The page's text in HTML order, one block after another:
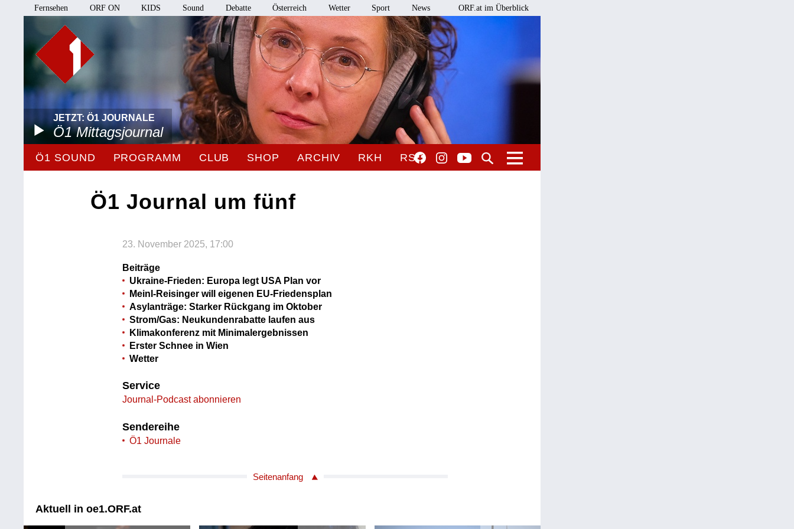
Fernsehen ORF ON KIDS Sound Debatte Österreich Wetter Sport News ORF.at im Überblick
JETZT: Ö1 JOURNALE
Ö1 Mittagsjournal
Ö1 SOUND PROGRAMM CLUB SHOP ARCHIV RKH RSO
Ö1 Journal um fünf
23. November 2025, 17:00
Beiträge
Ukraine-Frieden: Europa legt USA Plan vor
Meinl-Reisinger will eigenen EU-Friedensplan
Asylanträge: Starker Rückgang im Oktober
Strom/Gas: Neukundenrabatte laufen aus
Klimakonferenz mit Minimalergebnissen
Erster Schnee in Wien
Wetter
Service
Journal-Podcast abonnieren
Sendereihe
Ö1 Journale
Seitenanfang
Aktuell in oe1.ORF.at